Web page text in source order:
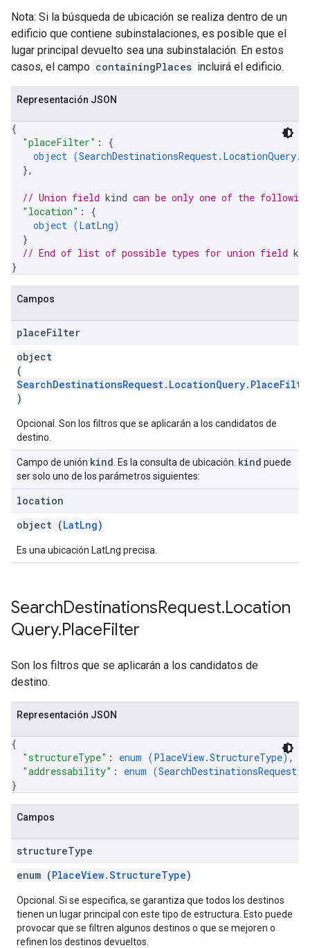
Nota: Si la búsqueda de ubicación se realiza dentro de un
edificio que contiene subinstalaciones, es posible que el
lugar principal devuelto sea una subinstalación. En estos
casos, el campo containingPlaces incluirá el edificio.
Representación JSON
{
"placeFilter" : {
object (
},
// Union field kind can be only one of the
"location" : {
object (LatLng)
}
// End of list of possible types for union field
}
Campos
placeFilter
object
(
)
Opcional. Son los filtros que se aplicarán a los candidatos de
destino.
Campo de unión kind . Es la consulta de ubicación. kind puede
ser solo uno de los parámetros siguientes:
location
object (LatLng)
Es una ubicación LatLng precisa.
SearchDestinationsRequest.Location
Query.PlaceFilter
Son los filtros que se aplicarán a los candidatos de
destino.
Representación JSON
{
"structureType" : enum (PlaceView.StructureType),
"addressability" : enum (
}
Campos
structureType
enum (PlaceView.StructureType)
Opcional. Si se especifica, se garantiza que todos los destinos
tienen un lugar principal con este tipo de estructura. Esto puede
provocar que se filtren algunos destinos o que se mejoren o
refinen los destinos devueltos.